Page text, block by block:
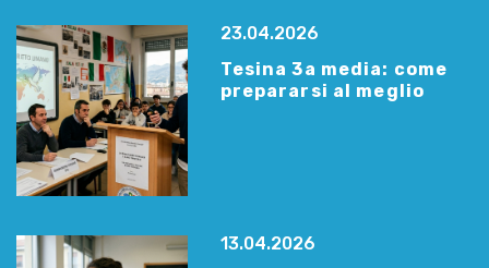
23.04.2026
Tesina 3a media: come
prepararsi al meglio
13.04.2026